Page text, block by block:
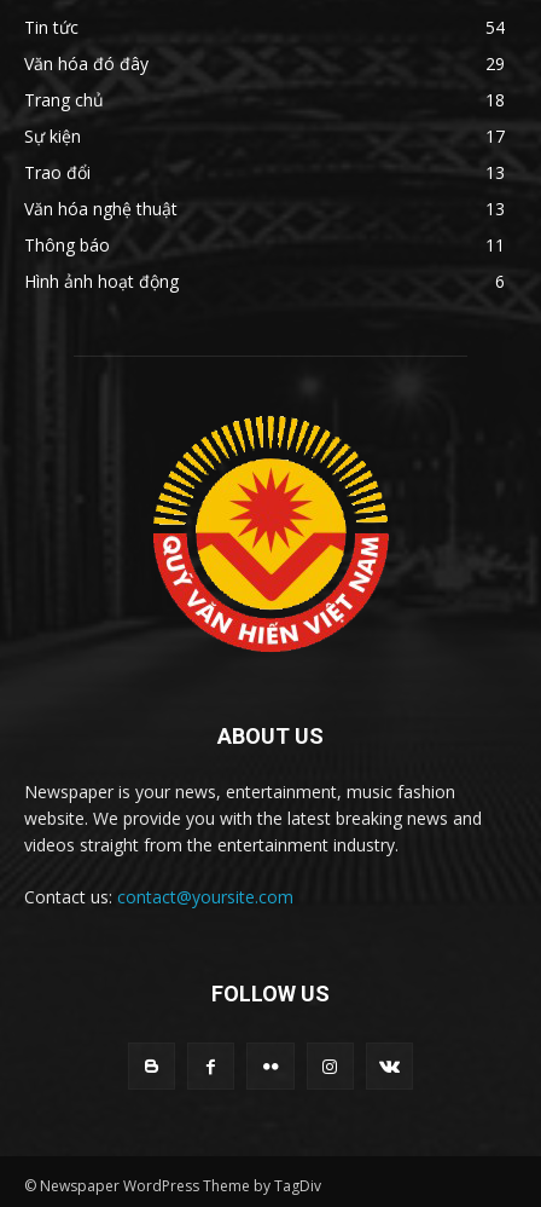
Tin tức
54
Văn hóa đó đây
29
Trang chủ
18
Sự kiện
17
Trao đổi
13
Văn hóa nghệ thuật
13
Thông báo
11
Hình ảnh hoạt động
6
ABOUT US
Newspaper is your news, entertainment, music fashion
website. We provide you with the latest breaking news and
videos straight from the entertainment industry.
Contact us: contact@yoursite.com
FOLLOW US
© Newspaper WordPress Theme by TagDiv